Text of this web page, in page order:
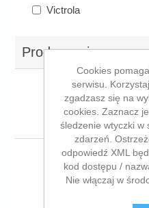
Victrola
Producenci
Sortuj po
Cookies
serwisu.
zgadzasz się na
cookies. Zaznacz
śledzenie wtyczki w
zdarzeń.
odpowiedź XML
kod dostępu /
Nie włączaj w